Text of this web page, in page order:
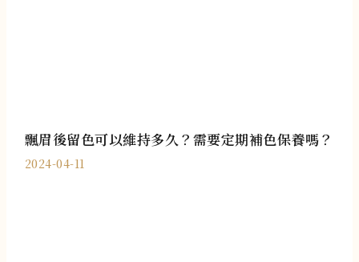
飄眉後留色可以維持多久？需要定期補色保養嗎？
2024-04-11